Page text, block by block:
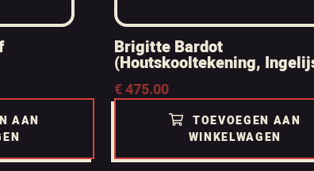
AAN
Brigitte Bardot
(Houtskooltekening,
€475.00
TOEVOEGEN AAN
WINKELWAGEN